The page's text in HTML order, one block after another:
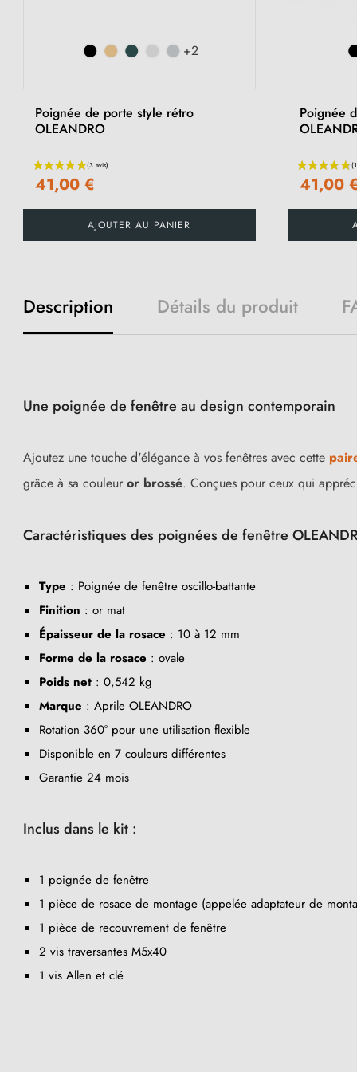
+2
Poignée de porte style rétro
OLEANDRO
(3 avis)
41,00 €
AJOUTER AU PANIER
Poignée
41,00
Description Détails du produit
Une poignée de fenêtre au design contemporain
Ajoutez une touche d'élégance à vos fenêtres avec cette
grâce à sa couleur or brossé. Conçues pour ceux qui
Caractéristiques des poignées de fenêtre
Type : Poignée de fenêtre oscillo-battante
Finition : or mat
Épaisseur de la rosace : 10 à 12 mm
Forme de la rosace : ovale
Poids net : 0,542 kg
Marque : Aprile OLEANDRO
Rotation 360° pour une utilisation flexible
Disponible en 7 couleurs différentes
Garantie 24 mois
Inclus dans le kit :
1 poignée de fenêtre
1 pièce de rosace de montage (appelée adaptateur de
1 pièce de recouvrement de fenêtre
2 vis traversantes M5x40
1 vis Allen et clé